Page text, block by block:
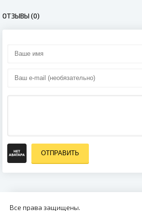
ОТЗЫВЫ (0)
ОТПРАВИТЬ
Все права защищены.